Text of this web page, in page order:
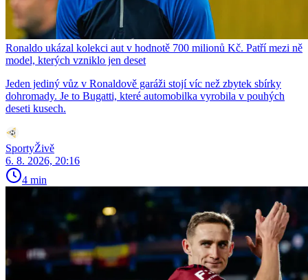
Ronaldo ukázal kolekci aut v hodnotě 700 milionů Kč. Patří mezi ně
model, kterých vzniklo jen deset
Jeden jediný vůz v Ronaldově garáži stojí víc než zbytek sbírky
dohromady. Je to Bugatti, které automobilka vyrobila v pouhých
deseti kusech.
SportyŽivě
6. 8. 2026, 20:16
4 min